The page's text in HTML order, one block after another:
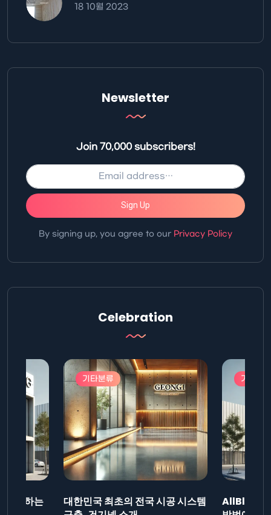
18 10월 2023
Newsletter
Join 70,000 subscribers!
Sign Up
By signing up, you agree to our Privacy Policy
Celebration
제출하는
기타분류
대한민국 최초의 전국 시공 시스템
기타분
AllBlog에